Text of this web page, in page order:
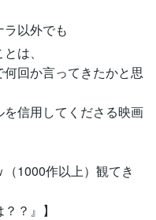
ラ以外でも
は、
回か言ってきたかと思
を信用してくださる映画
（1000作以上）観てき
？』】